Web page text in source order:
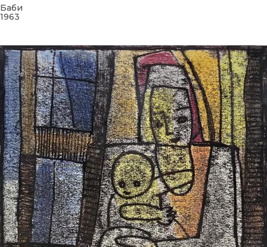
Баби
1963